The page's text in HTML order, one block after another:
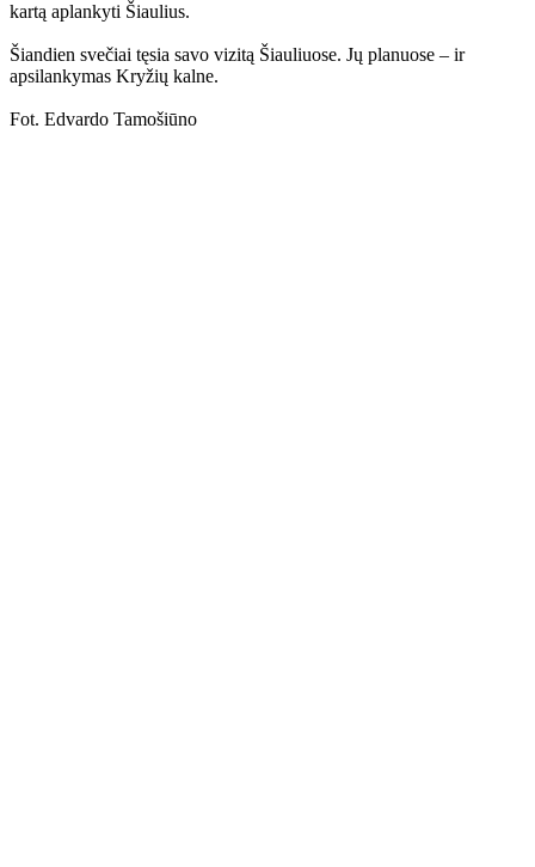
kartą aplankyti Šiaulius.
Šiandien svečiai tęsia savo vizitą Šiauliuose. Jų planuose – ir
apsilankymas Kryžių kalne.
Fot. Edvardo Tamošiūno